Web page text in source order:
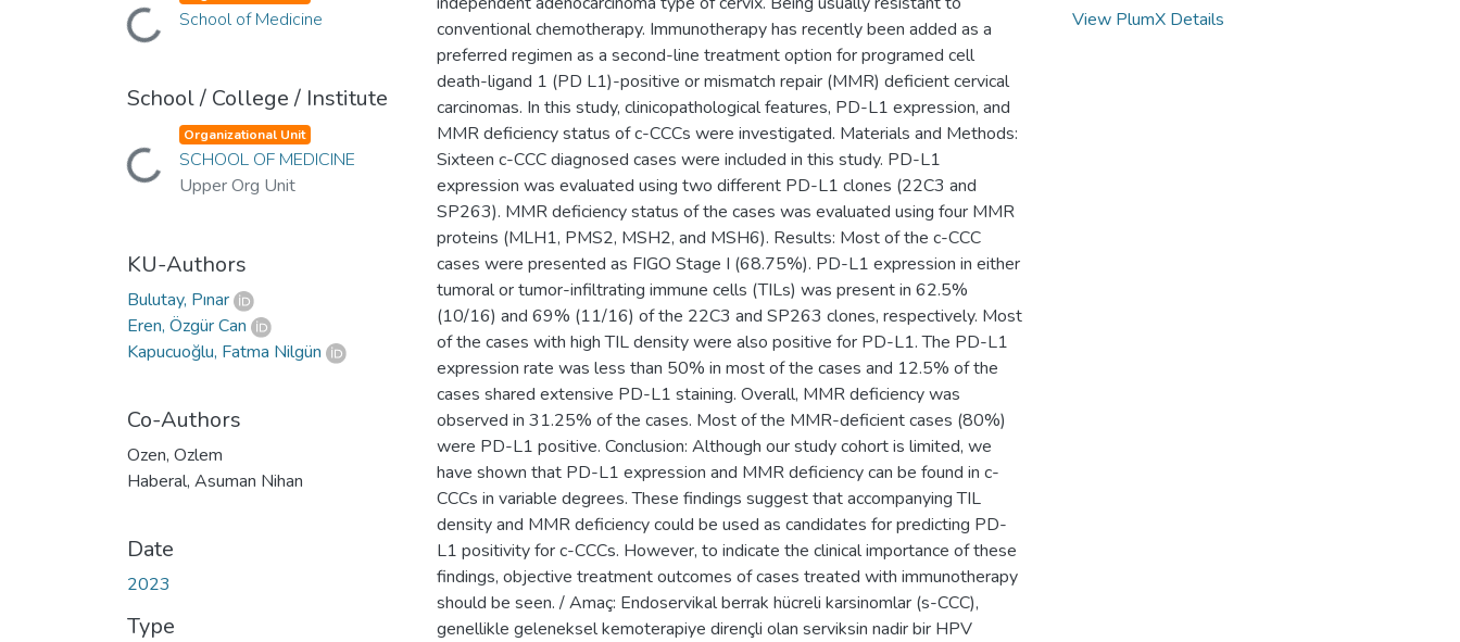
School of Medicine
School / College / Institute
Loading... Organizational Unit
SCHOOL OF MEDICINE
Upper Org Unit
KU-Authors
Bulutay, Pınar
Eren, Özgür Can
Kapucuoğlu, Fatma Nilgün
Co-Authors
Ozen, Ozlem
Haberal, Asuman Nihan
Date
2023
Type
conventional chemotherapy. Immunotherapy has recently been added as a
preferred regimen as a second-line treatment option for programed cell
death-ligand 1 (PD L1)-positive or mismatch repair (MMR) deficient cervical
carcinomas. In this study, clinicopathological features, PD-L1 expression, and
MMR deficiency status of c-CCCs were investigated. Materials and Methods:
Sixteen c-CCC diagnosed cases were included in this study. PD-L1
expression was evaluated using two different PD-L1 clones (22C3 and
SP263). MMR deficiency status of the cases was evaluated using four MMR
proteins (MLH1, PMS2, MSH2, and MSH6). Results: Most of the c-CCC
cases were presented as FIGO Stage I (68.75%). PD-L1 expression in either
tumoral or tumor-infiltrating immune cells (TILs) was present in 62.5%
(10/16) and 69% (11/16) of the 22C3 and SP263 clones, respectively. Most
of the cases with high TIL density were also positive for PD-L1. The PD-L1
expression rate was less than 50% in most of the cases and 12.5% of the
cases shared extensive PD-L1 staining. Overall, MMR deficiency was
observed in 31.25% of the cases. Most of the MMR-deficient cases (80%)
were PD-L1 positive. Conclusion: Although our study cohort is limited, we
have shown that PD-L1 expression and MMR deficiency can be found in c-
CCCs in variable degrees. These findings suggest that accompanying TIL
density and MMR deficiency could be used as candidates for predicting PD-
L1 positivity for c-CCCs. However, to indicate the clinical importance of these
findings, objective treatment outcomes of cases treated with immunotherapy
should be seen. / Amaç: Endoservikal berrak hücreli karsinomlar (s-CCC),
genellikle geleneksel kemoterapiye dirençli olan serviksin nadir bir HPV
View PlumX Details